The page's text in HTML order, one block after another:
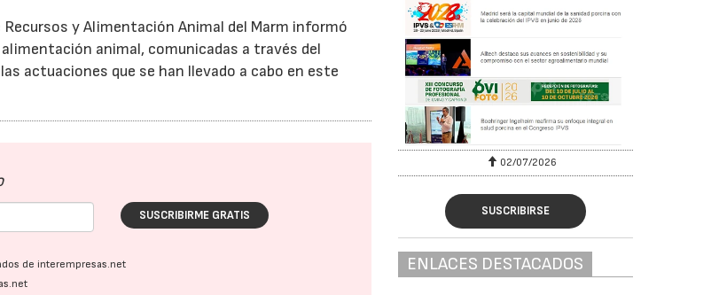
y Alimentación Animal del Marm informó
animal, comunicadas a través del
actuaciones que se han llevado a cabo en este
SUSCRIBIRME GRATIS
de interempresas.net
02/07/2026
SUSCRIBIRSE
ENLACES DESTACADOS